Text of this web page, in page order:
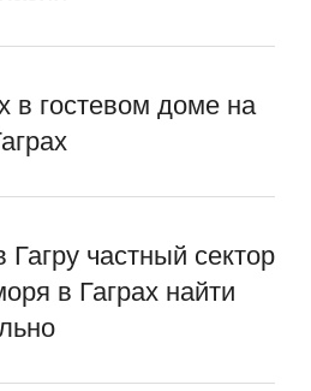
в гостевом доме на
Гагру частный сектор
в Гаграх найти